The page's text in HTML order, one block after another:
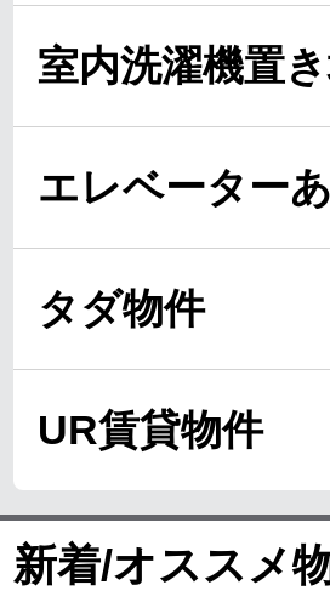
室内洗濯機置
エレベーター
タダ物件
UR賃貸物件
新着/オススメ